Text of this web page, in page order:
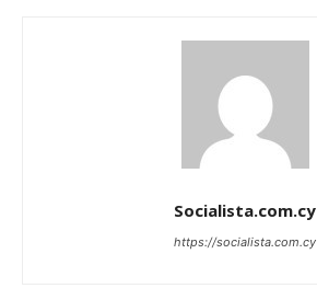
Socialista.com.cy
https://socialista.com.cy